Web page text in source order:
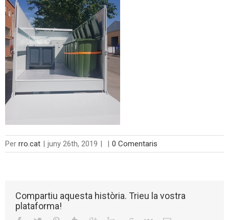
Per rro.cat | juny 26th, 2019 | | 0 Comentaris
Compartiu aquesta història. Trieu la vostra
plataforma!